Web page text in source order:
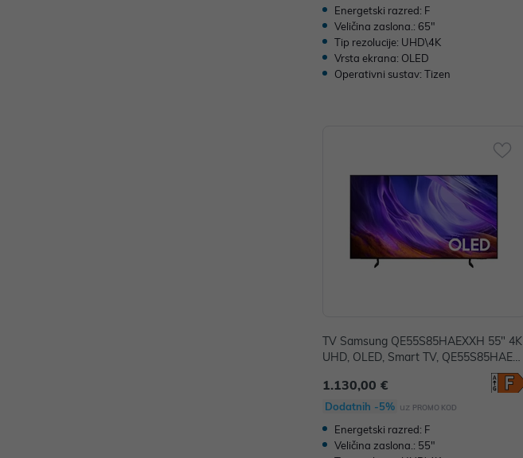
Energetski razred: F
Veličina zaslona.: 65"
Tip rezolucije: UHD\4K
Vrsta ekrana: OLED
Operativni sustav: Tizen
TV Samsung QE55S85HAEXXH 55" 4K
UHD, OLED, Smart TV, QE55S85HAEXX
1.130,00 €
Dodatnih -5% uz PROMO KOD
Energetski razred: F
Veličina zaslona.: 55"